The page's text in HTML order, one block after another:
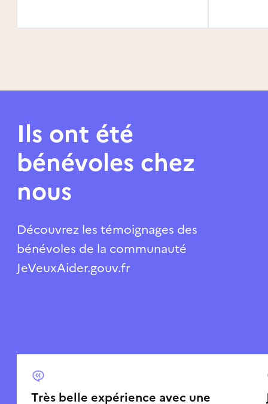
Ils ont été
bénévoles chez
nous
Découvrez les témoignages des
bénévoles de la communauté
JeVeuxAider.gouv.fr
Très belle expérience avec une